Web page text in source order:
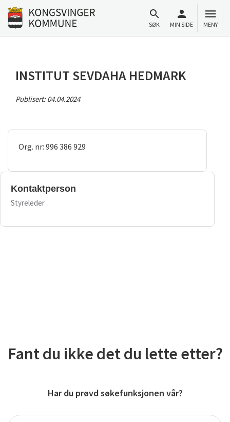
Til innhold
Gå til forsiden
SØK MIN SIDE MENY
INSTITUT SEVDAHA HEDMARK
Publisert:04.04.2024
Org. nr: 996 386 929
Kontaktperson
Styreleder
Fant du ikke det du lette etter?
Har du prøvd søkefunksjonen vår?